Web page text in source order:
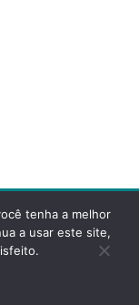
FAQS
reticências
tenha a melhor
a usar este site,